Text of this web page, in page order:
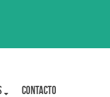
Contacto